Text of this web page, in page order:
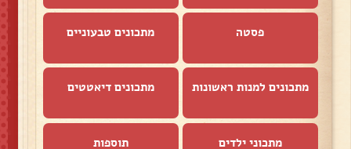
פסטה מתכונים טבעוניים
מתכונים למנות ראשונות מתכונים דיאטטים
מתכוני ילדים תוספות